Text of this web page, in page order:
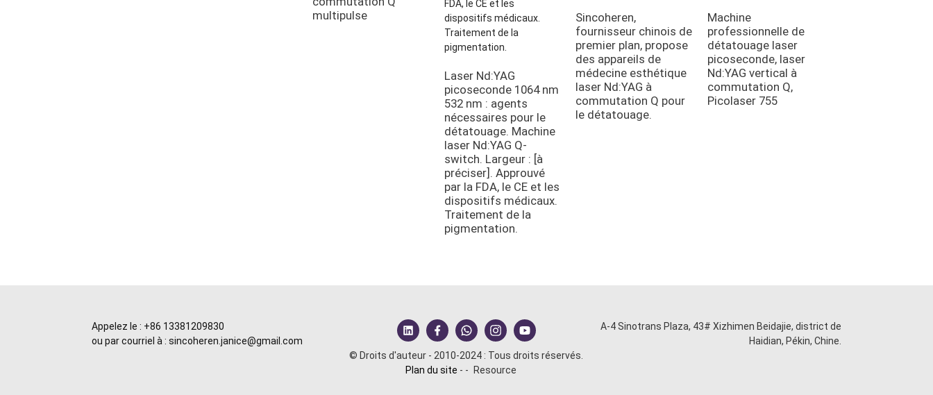
multipulse
Laser Nd:YAG
picoseconde 1064 nm
532 nm : agents
nécessaires pour le
détatouage. Machine
laser Nd:YAG Q-
switch. Largeur : [à
préciser]. Approuvé
par la FDA, le CE et les
dispositifs médicaux.
Traitement de la
pigmentation.
Sincoheren,
fournisseur chinois de
premier plan, propose
des appareils de
médecine esthétique
laser Nd:YAG à
commutation Q pour
le détatouage.
Machine
professionnelle de
détatouage laser
picoseconde, laser
Nd:YAG vertical à
commutation Q,
Picolaser 755
Appelez le : +86 13381209830
ou par courriel à : sincoheren.janice@gmail.com
© Droits d'auteur - 2010-2024 : Tous droits réservés.
Plan du site - - Resource
A-4 Sinotrans Plaza, 43# Xizhimen Beidajie, district de
Haidian, Pékin, Chine.